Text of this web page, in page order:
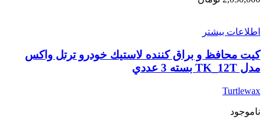
اطلاعات بیشتر
كيت محافظ و براق كننده لاستيك خودرو ترتل واكس
مدل TK_12T بسته 3 عددي
Turtlewax
ناموجود